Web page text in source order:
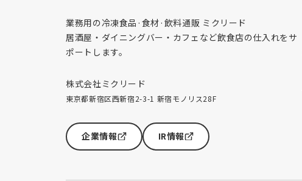
業務用の冷凍食品·食材·飲料通販 ミクリード
居酒屋・ダイニングバー・カフェなど飲食店の仕入れをサ
ポートします。
株式会社ミクリード
東京都新宿区西新宿2-3-1 新宿モノリス28F
企業情報 IR情報